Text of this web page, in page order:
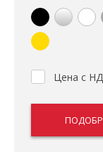
Цена с